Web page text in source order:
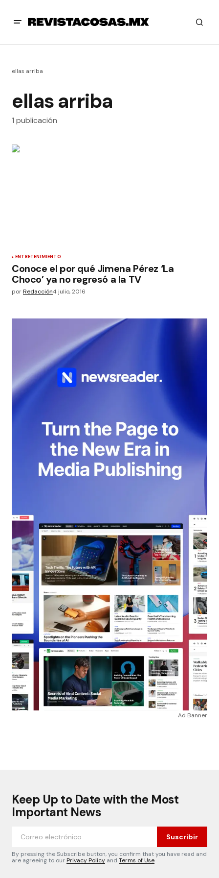
ellas arriba
ellas arriba
1 publicación
ENTRETENIMIENTO
Conoce el por qué Jimena Pérez ‘La
Choco’ ya no regresó a la TV
porRedacción4 julio, 2016
Ad Banner
Keep Up to Date with the Most
Important News
Suscribir
By pressing the Subscribe button, you confirm that you have read and
are agreeing to ourPrivacy Policy and Terms of Use